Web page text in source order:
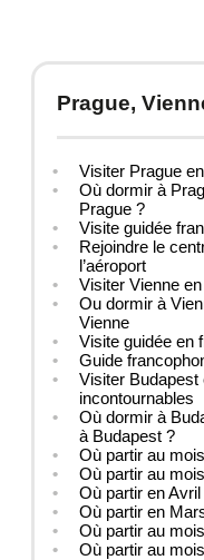
Prague,
Visiter Prague
Où dormir à
Prague ?
Visite guidée
Rejoindre le
l’aéroport
Visiter Vienne
Ou dormir à
Vienne
Visite guidée en
Guide
Visiter Budapest
incontournables
Où dormir à
à Budapest ?
Où partir au
Où partir au
Où partir en Avril
Où partir en
Où partir au
Où partir au